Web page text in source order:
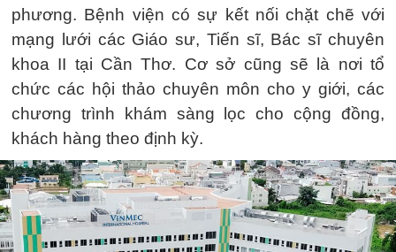
phương. Bệnh viện có sự kết nối chặt chẽ với
mạng lưới các Giáo sư, Tiến sĩ, Bác sĩ chuyên
khoa II tại Cần Thơ. Cơ sở cũng sẽ là nơi tổ
chức các hội thảo chuyên môn cho y giới, các
chương trình khám sàng lọc cho cộng đồng,
khách hàng theo định kỳ.